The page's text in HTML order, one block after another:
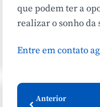
que podem ter a
realizar o sonho da
Entre em contato
Anterior